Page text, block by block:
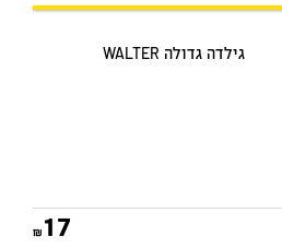
גילדה גדולה WALTER
17